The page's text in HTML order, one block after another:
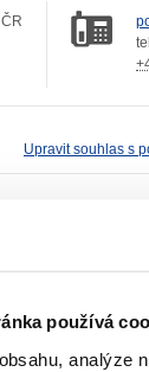
používá
analýze
Upravit souhlas s